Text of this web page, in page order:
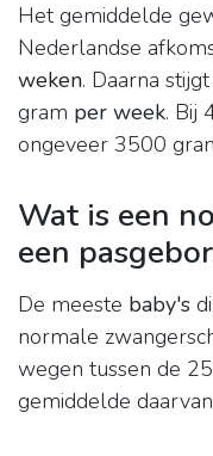
Het gemiddelde
Nederlandse
weken. Daarna
gram per week. Bij
ongeveer 3500
Wat is een
een
De meeste baby's
normale
wegen tussen de
gemiddelde